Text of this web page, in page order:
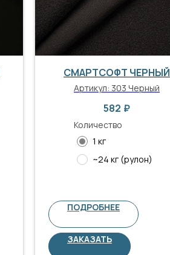
СМАРТСОФТ ЧЕРНЫЙ
Артикул: 303 Черный
582 ₽
Количество
1 кг
~24 кг (рулон)
ПОДРОБНЕЕ
ЗАКАЗАТЬ